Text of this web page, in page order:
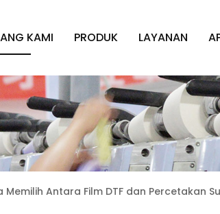
KAMI PRODUK LAYANAN
Memilih Antara Film DTF dan Percetakan